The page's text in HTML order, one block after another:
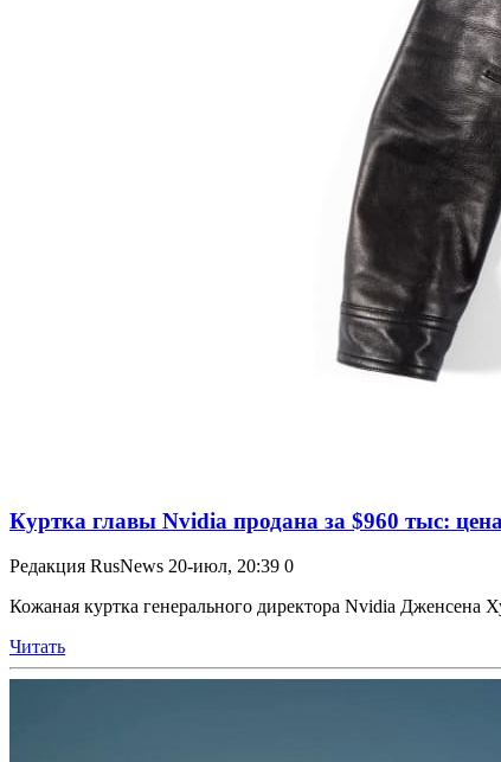
Куртка главы Nvidia продана за $960 тыс:
Редакция RusNews 20-июл, 20:39 0
Кожаная куртка генерального директора Nvidia Дженсена
Читать